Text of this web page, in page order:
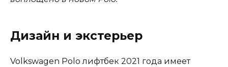
Дизайн и экстерьер
Volkswagen Polo лифтбек 2021 года имеет